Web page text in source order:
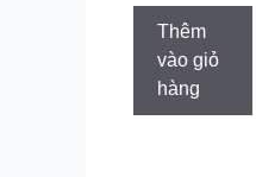
Thêm
vào giỏ
hàng